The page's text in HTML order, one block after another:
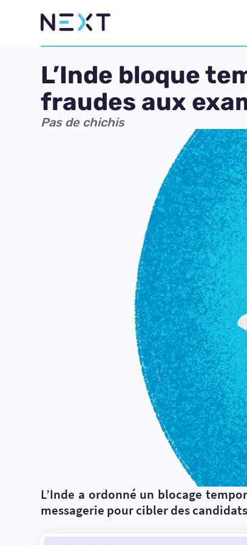
L’Inde bloque
fraudes aux
Pas de chichis
L’Inde a ordonné un blocage
messagerie pour cibler des